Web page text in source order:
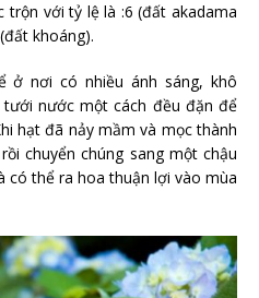
với tỷ lệ là :6 (đất akadama
khoáng).
ở nơi có nhiều ánh sáng, khô
nước một cách đều đặn để
hạt đã nảy mầm và mọc thành
chuyển chúng sang một chậu
có thể ra hoa thuận lợi vào mùa